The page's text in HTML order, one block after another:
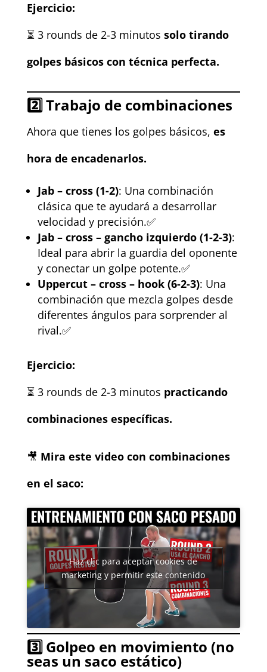
Ejercicio:
⏳ 3 rounds de 2-3 minutos solo tirando
golpes básicos con técnica perfecta.
2️⃣Trabajo de combinaciones
Ahora que tienes los golpes básicos, es
hora de encadenarlos.
Jab – cross (1-2): Una combinación
clásica que te ayudará a desarrollar
velocidad y precisión.✅
Jab – cross – gancho izquierdo (1-2-3):
Ideal para abrir la guardia del oponente
y conectar un golpe potente.✅
Uppercut – cross – hook (6-2-3): Una
combinación que mezcla golpes desde
diferentes ángulos para sorprender al
rival.✅
Ejercicio:
⏳ 3 rounds de 2-3 minutos practicando
combinaciones específicas.
🎥 Mira este video con combinaciones
en el saco:
Haz clic para aceptar cookies de
marketing y permitir este contenido
3️⃣Golpeo en movimiento (no
seas un saco estático)